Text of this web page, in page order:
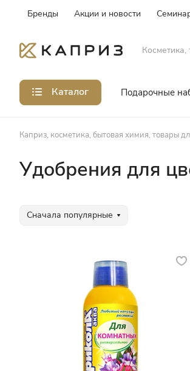
Бренды Акции и новости
Каталог Подарочные
Каприз, косметика, бытовая химия, товары
Удобрения для
Сначала популярные